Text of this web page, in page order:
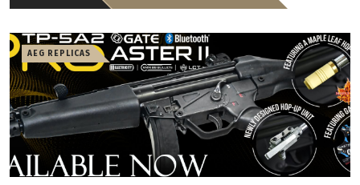
AEG REPLICAS